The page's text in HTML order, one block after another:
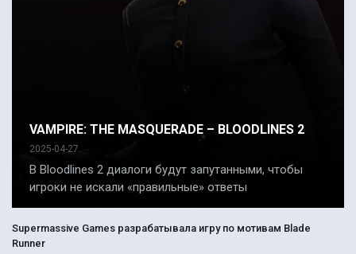
VAMPIRE: THE MASQUERADE – BLOODLINES 2
2025-04-27
В Bloodlines 2 диалоги будут запутанными, чтобы
игроки не искали «правильные» ответы
Supermassive Games разрабатывала игру по мотивам Blade
Runner